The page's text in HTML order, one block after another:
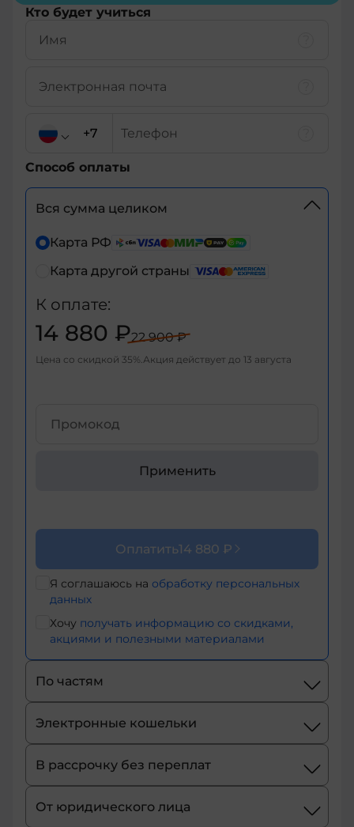
Кто будет учиться
+7
+7
+375
+971
+1-
+355
+374
+1-
684
+43
+61
Способ оплаты
Вся сумма целиком
Карта РФ
Карта другой страны
К оплате:
14 880 ₽22 900 ₽
Цена со скидкой 35% Акция действует до 13 августа
Применить
Оплатить14 880 ₽
Я соглашаюсь на обработку персональных
данных
Хочу получать информацию со скидками,
акциями и полезными материалами
По частям
Электронные кошельки
В рассрочку без переплат
От юридического лица